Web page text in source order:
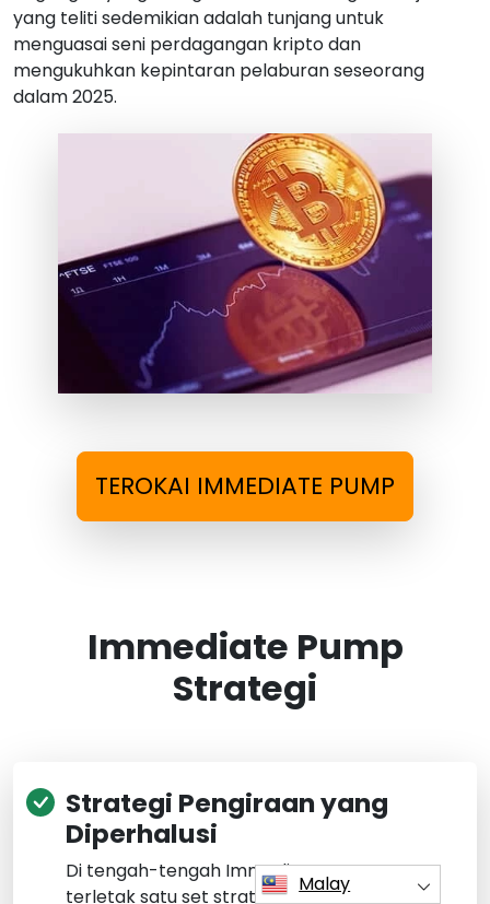
yang teliti sedemikian adalah tunjang untuk
menguasai seni perdagangan kripto dan
mengukuhkan kepintaran pelaburan seseorang
dalam 2025.
TEROKAI IMMEDIATE PUMP
Immediate Pump
Strategi
Strategi Pengiraan yang
Diperhalusi
Di tengah-tengah Immediate Pump
terletak satu set strategi pengiraan yang
Malay